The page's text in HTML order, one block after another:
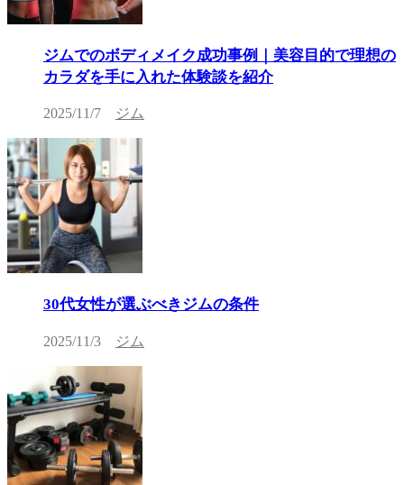
ジムでのボディメイク成功事例｜美容目的で理想の
カラダを手に入れた体験談を紹介
2025/11/7 ジム
30代女性が選ぶべきジムの条件
2025/11/3 ジム